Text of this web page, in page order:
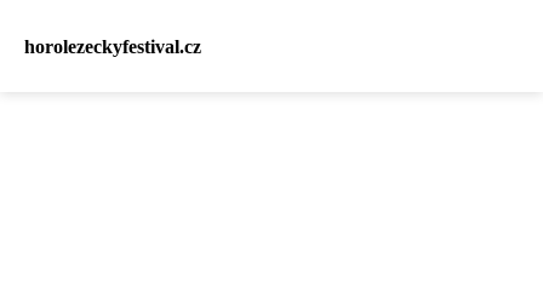
horolezeckyfestival.cz